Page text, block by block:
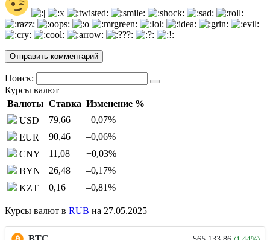
Поиск:
Курсы валют
Валюты Ставка Изменение %
USD
79,66 –0,07%
EUR
90,46 –0,06%
CNY
11,08 +0,03%
BYN
26,48 –0,17%
KZT
0,16 –0,81%
Курсы валют в RUB на 27.05.2025